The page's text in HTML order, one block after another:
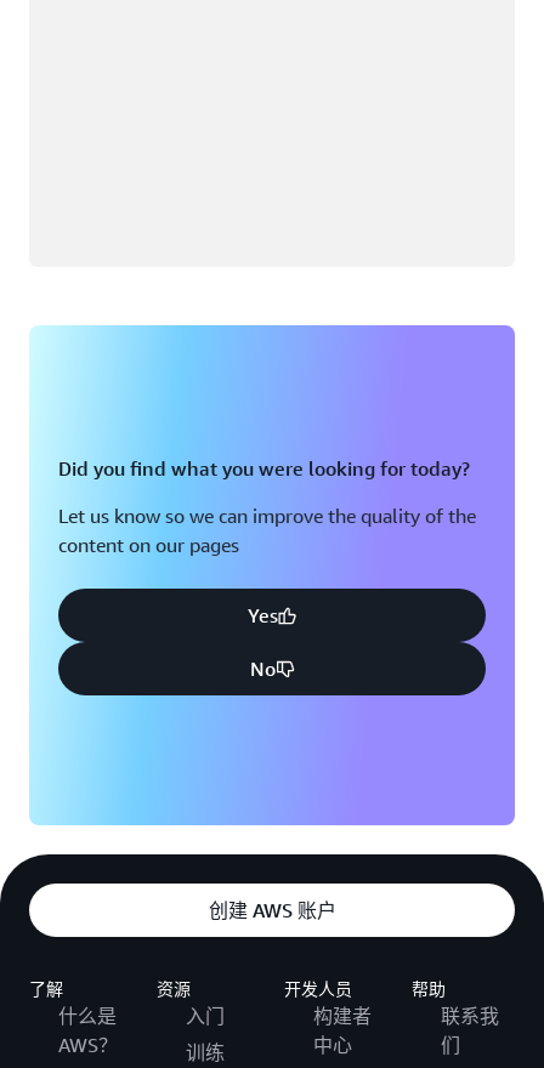
Did you find what you were looking for today?
Let us know so we can improve the quality of the
content on our pages
Yes
No
创建 AWS 账户
了解
什么是
AWS？
资源
入门
训练
开发人员
构建者
中心
帮助
联系我
们